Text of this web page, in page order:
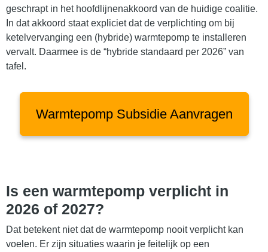
geschrapt in het hoofdlijnenakkoord van de huidige coalitie.
In dat akkoord staat expliciet dat de verplichting om bij
ketelvervanging een (hybride) warmtepomp te installeren
vervalt. Daarmee is de “hybride standaard per 2026” van
tafel.
Warmtepomp Subsidie Aanvragen
Is een warmtepomp verplicht in
2026 of 2027?
Dat betekent niet dat de warmtepomp nooit verplicht kan
voelen. Er zijn situaties waarin je feitelijk op een